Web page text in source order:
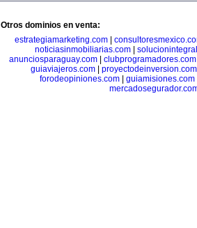
Otros dominios en venta:
estrategiamarketing.com|
noticiasinmobiliarias.com
anunciosparaguay.com
clubprogramadores.com
guiaviajeros.com| proyectodeinversion.com
forodeopiniones.com
guiamisiones.com